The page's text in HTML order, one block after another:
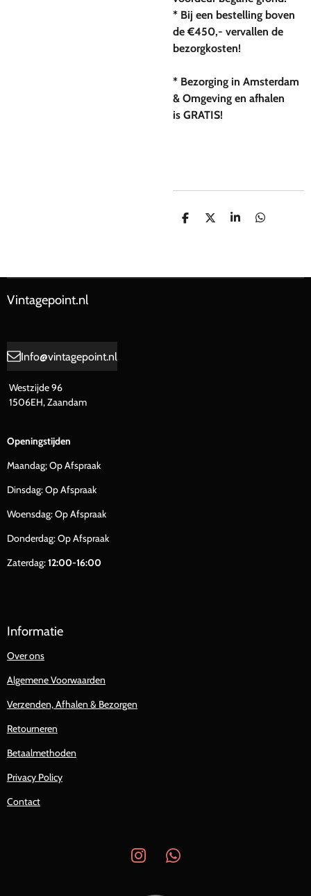
* Bij een bestelling boven
de €450,- vervallen de
bezorgkosten!
* Bezorging in Amsterdam
& Omgeving en afhalen
is GRATIS!
D
D
S
D
Vintagepoint.nl
Info@vintagepoint.nl
Westzijde 96
1506EH, Zaandam
Openingstijden
Maandag; Op Afspraak
Dinsdag: Op Afspraak
Woensdag: Op Afspraak
Donderdag: Op Afspraak
Zaterdag:12:00-16:00
Informatie
Over ons
Algemene Voorwaarden
Verzenden, Afhalen & Bezorgen
Retourneren
Betaalmethoden
Privacy Policy
Contact
I
W